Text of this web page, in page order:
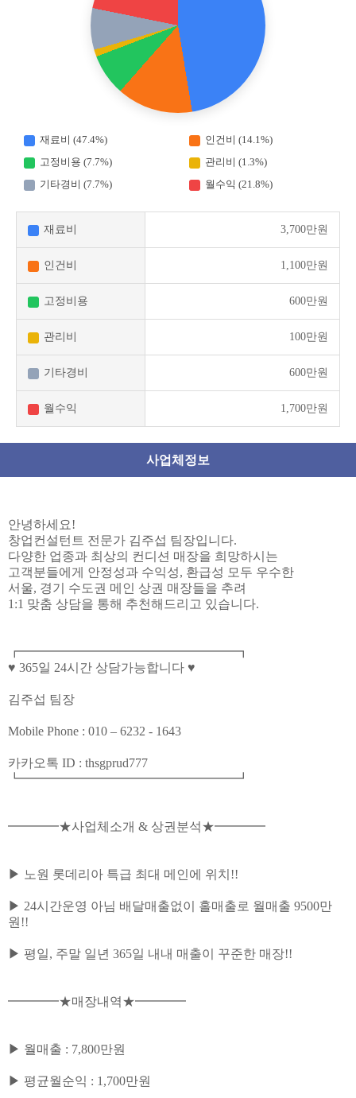
재료비 (47.4%)
인건비 (14.1%)
고정비용 (7.7%)
관리비 (1.3%)
기타경비 (7.7%)
월수익 (21.8%)
재료비 3,700만원
인건비 1,100만원
고정비용 600만원
관리비 100만원
기타경비 600만원
월수익 1,700만원
사업체정보
안녕하세요!
창업컨설턴트 전문가 김주섭 팀장입니다.
다양한 업종과 최상의 컨디션 매장을 희망하시는
고객분들에게 안정성과 수익성, 환급성 모두 우수한
서울, 경기 수도권 메인 상권 매장들을 추려
1:1 맞춤 상담을 통해 추천해드리고 있습니다.
┏━━━━━━━━━━━━━━━━━┓
♥ 365일 24시간 상담가능합니다 ♥
김주섭 팀장
Mobile Phone : 010 – 6232 - 1643
카카오톡 ID : thsgprud777
┗━━━━━━━━━━━━━━━━━┛
━━━━★사업체소개 & 상권분석★━━━━
▶ 노원 롯데리아 특급 최대 메인에 위치!!
▶ 24시간운영 아님 배달매출없이 홀매출로 월매출 9500만
원!!
▶ 평일, 주말 일년 365일 내내 매출이 꾸준한 매장!!
━━━━★매장내역★━━━━
▶ 월매출 : 7,800만원
▶ 평균월순익 : 1,700만원